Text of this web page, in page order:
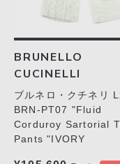
BRUNELLO
CUCINELLI
ブルネロ・クチネリ
BRN-PT07 "Fluid
Corduroy Sartorial
Pants "IVORY